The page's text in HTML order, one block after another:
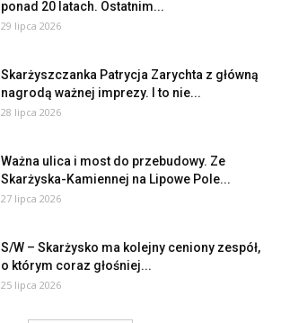
ponad 20 latach. Ostatnim...
29 lipca 2026
Skarżyszczanka Patrycja Zarychta z główną
nagrodą ważnej imprezy. I to nie...
28 lipca 2026
Ważna ulica i most do przebudowy. Ze
Skarżyska-Kamiennej na Lipowe Pole...
27 lipca 2026
S/W – Skarżysko ma kolejny ceniony zespół,
o którym coraz głośniej...
25 lipca 2026